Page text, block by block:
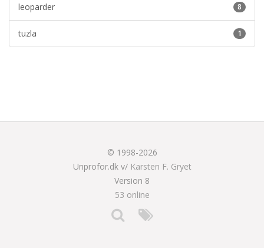
8
leoparder
1
tuzla
© 1998-2026
Unprofor.dk v/ Karsten F. Gryet
Version 8
53 online